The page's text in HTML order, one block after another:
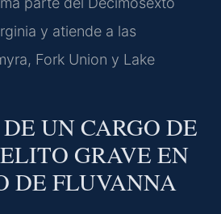
y atiende a las
Fork Union y Lake
UN CARGO DE
GRAVE EN
DE FLUVANNA